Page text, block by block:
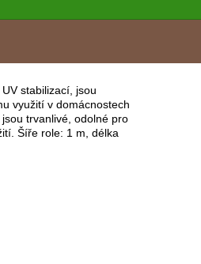
stabilizací, jsou
využití v domácnostech
trvanlivé, odolné pro
Šíře role: 1 m, délka